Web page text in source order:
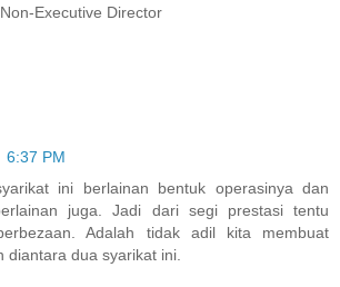
Executive Director
6:37 PM
ini berlainan bentuk operasinya dan
juga. Jadi dari segi prestasi tentu
Adalah tidak adil kita membuat
diantara dua syarikat ini.